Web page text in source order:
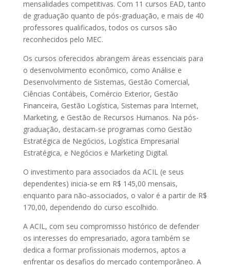
mensalidades competitivas. Com 11 cursos EAD, tanto
de graduação quanto de pós-graduação, e mais de 40
professores qualificados, todos os cursos são
reconhecidos pelo MEC.
Os cursos oferecidos abrangem áreas essenciais para
o desenvolvimento econômico, como Análise e
Desenvolvimento de Sistemas, Gestão Comercial,
Ciências Contábeis, Comércio Exterior, Gestão
Financeira, Gestão Logística, Sistemas para Internet,
Marketing, e Gestão de Recursos Humanos. Na pós-
graduação, destacam-se programas como Gestão
Estratégica de Negócios, Logística Empresarial
Estratégica, e Negócios e Marketing Digital.
O investimento para associados da ACIL (e seus
dependentes) inicia-se em R$ 145,00 mensais,
enquanto para não-associados, o valor é a partir de R$
170,00, dependendo do curso escolhido.
A ACIL, com seu compromisso histórico de defender
os interesses do empresariado, agora também se
dedica a formar profissionais modernos, aptos a
enfrentar os desafios do mercado contemporâneo. A